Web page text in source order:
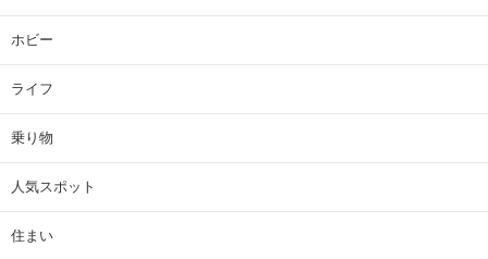
ホビー
ライフ
乗り物
人気スポット
住まい